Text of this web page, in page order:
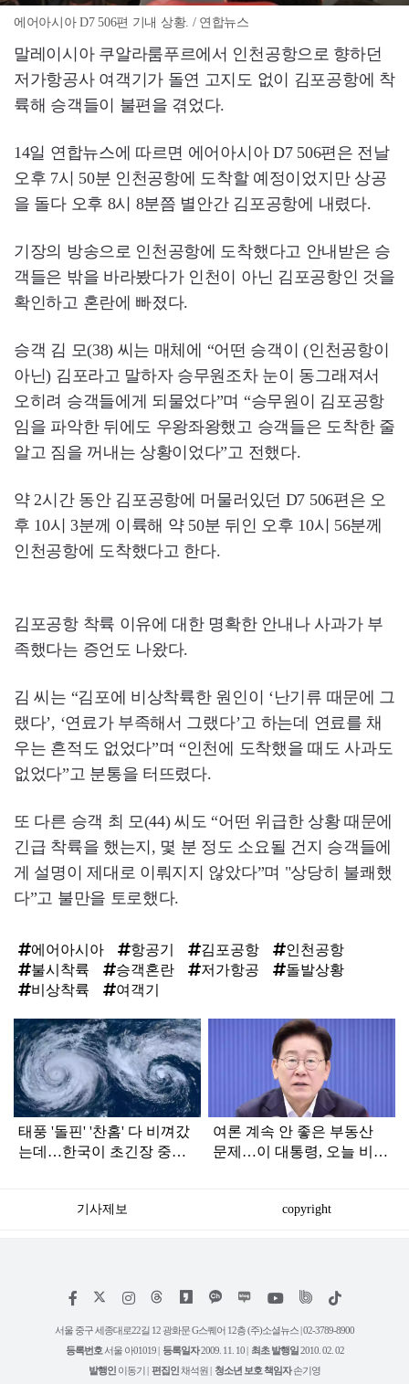
에어아시아 D7 506편 기내 상황. / 연합뉴스
말레이시아 쿠알라룸푸르에서 인천공항으로 향하던
저가항공사 여객기가 돌연 고지도 없이 김포공항에 착
륙해 승객들이 불편을 겪었다.
14일 연합뉴스에 따르면 에어아시아 D7 506편은 전날
오후 7시 50분 인천공항에 도착할 예정이었지만 상공
을 돌다 오후 8시 8분쯤 별안간 김포공항에 내렸다.
기장의 방송으로 인천공항에 도착했다고 안내받은 승
객들은 밖을 바라봤다가 인천이 아닌 김포공항인 것을
확인하고 혼란에 빠졌다.
승객 김 모(38) 씨는 매체에 “어떤 승객이 (인천공항이
아닌) 김포라고 말하자 승무원조차 눈이 동그래져서
오히려 승객들에게 되물었다”며 “승무원이 김포공항
임을 파악한 뒤에도 우왕좌왕했고 승객들은 도착한 줄
알고 짐을 꺼내는 상황이었다”고 전했다.
약 2시간 동안 김포공항에 머물러있던 D7 506편은 오
후 10시 3분께 이륙해 약 50분 뒤인 오후 10시 56분께
인천공항에 도착했다고 한다.
김포공항 착륙 이유에 대한 명확한 안내나 사과가 부
족했다는 증언도 나왔다.
김 씨는 “김포에 비상착륙한 원인이 ‘난기류 때문에 그
랬다’, ‘연료가 부족해서 그랬다’고 하는데 연료를 채
우는 흔적도 없었다”며 “인천에 도착했을 때도 사과도
없었다”고 분통을 터뜨렸다.
또 다른 승객 최 모(44) 씨도 “어떤 위급한 상황 때문에
긴급 착륙을 했는지, 몇 분 정도 소요될 건지 승객들에
게 설명이 제대로 이뤄지지 않았다”며 "상당히 불쾌했
다”고 불만을 토로했다.
에어아시아 항공기 김포공항
인천공항
불시착륙
승객혼란 저가항공
돌발상황
비상착륙
여객기
탑
라
인
태풍 '돌핀' '찬홈' 다 비껴갔
는데…한국이 초긴장 중인
여론 계속 안 좋은 부동산
문제…이 대통령, 오늘 비공
기사제보 copyright
페
스
인
타
램
위
트
유
튜
틱
서울 중구 세종대로22길 12 광화문 G스퀘어 12층 (주)소셜뉴스 | 02-3789-8900
등록번호 서울 아01019 | 등록일자2009. 11. 10 | 최초 발행일2010. 02. 02
발행인 이동기 | 편집인채석원 | 청소년 보호 책임자손기영